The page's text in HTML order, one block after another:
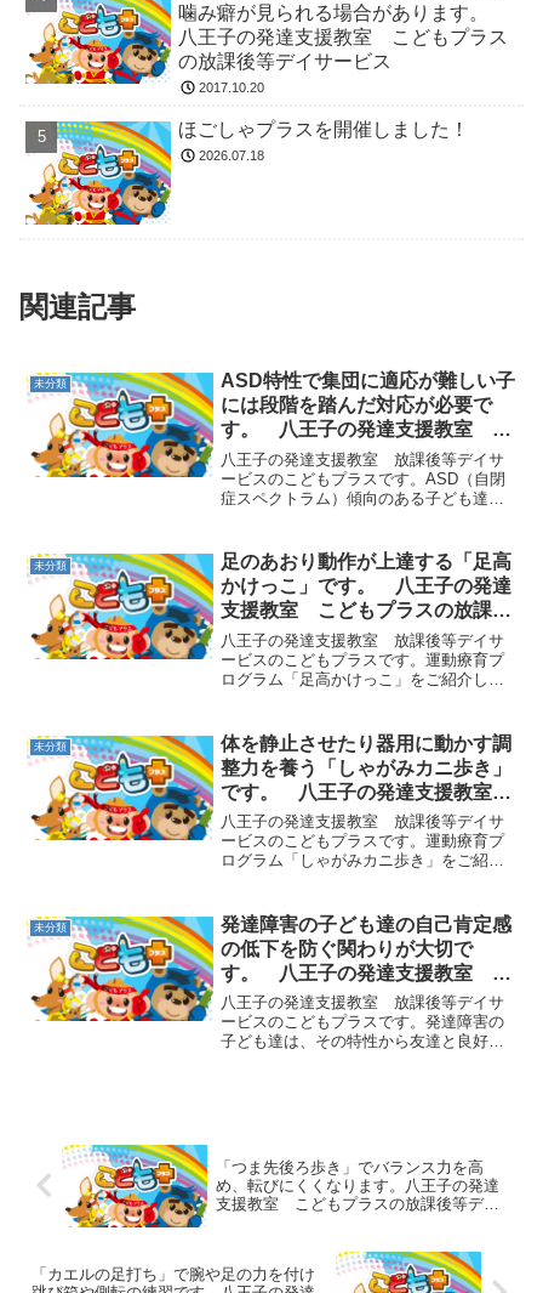
噛み癖が見られる場合があります。
八王子の発達支援教室 こどもプラス
の放課後等デイサービス
2017.10.20
ほごしゃプラスを開催しました！
2026.07.18
関連記事
未分類
ASD特性で集団に適応が難しい子
には段階を踏んだ対応が必要で
す。 八王子の発達支援教室 こ
どもプラスの放課後等デイサービ
ス
八王子の発達支援教室 放課後等デイサ
ービスのこどもプラスです。ASD（自閉
症スペクトラム）傾向のある子ども達
友達ができなかったり、集団に馴染めな
い傾向があります。もし一...
未分類
足のあおり動作が上達する「足高
かけっこ」です。 八王子の発達
支援教室 こどもプラスの放課後
等デイサービス
八王子の発達支援教室 放課後等デイサ
ービスのこどもプラスです。運動療育プ
ログラム「足高かけっこ」をご紹介しま
しっかりと足を高く上げることを意識し
ます。太ももを上げながら...
未分類
体を静止させたり器用に動かす調
整力を養う「しゃがみカニ歩き」
です。 八王子の発達支援教室
こどもプラスの放課後等デイサー
ビス
八王子の発達支援教室 放課後等デイサ
ービスのこどもプラスです。運動療育プ
ログラム「しゃがみカニ歩き」をご紹介
体を器用に動かすのに必要な全身の筋力
調整を養っていきます。遊...
未分類
発達障害の子ども達の自己肯定感
の低下を防ぐ関わりが大切で
す。 八王子の発達支援教室 こ
どもプラスの放課後等デイサービ
ス
八王子の発達支援教室 放課後等デイサ
ービスのこどもプラスです。発達障害の
子ども達は、その特性から友達と良好な
「つま先後ろ歩き」でバランス力を高
め、転びにくくなります。八王子の発達
支援教室 こどもプラスの放課後等デイ
「カエルの足打ち」で腕や足の力を付け